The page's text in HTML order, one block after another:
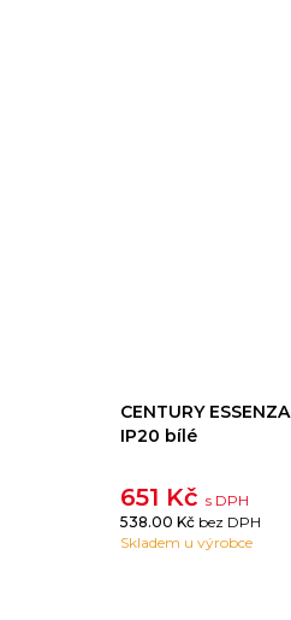
CENTURY
IP20 bílé
651 Kčs DPH
538.00 Kč bez DPH
Skladem u výrobce